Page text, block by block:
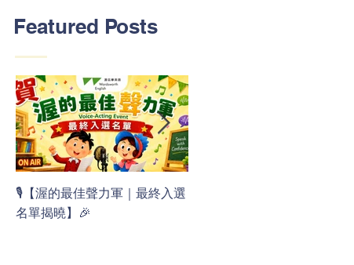
Featured Posts
🎙️【渥的最佳聲力軍｜最終入選
名單揭曉】🎉